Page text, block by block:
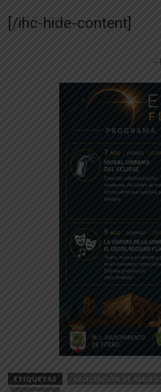
[/ihc-hide-content]
ETIQUETAS ASOCIACIÓN DE